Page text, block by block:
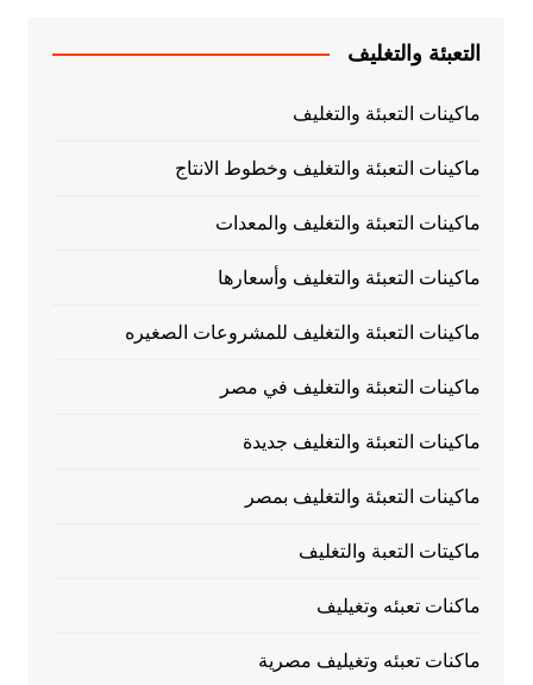
التعبئة والتغليف
ماكينات التعبئة والتغليف
ماكينات التعبئة والتغليف وخطوط الانتاج
ماكينات التعبئة والتغليف والمعدات
ماكينات التعبئة والتغليف وأسعارها
ماكينات التعبئة والتغليف للمشروعات الصغيره
ماكينات التعبئة والتغليف في مصر
ماكينات التعبئة والتغليف جديدة
ماكينات التعبئة والتغليف بمصر
ماكيتات التعبة والتغليف
ماكنات تعبئه وتغيليف
ماكنات تعبئه وتغيليف مصرية